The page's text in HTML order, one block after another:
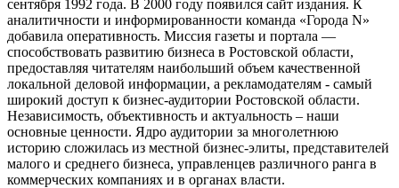
сентября 1992 года. В 2000 году появился сайт издания. К
аналитичности и информированности команда «Города N»
добавила оперативность. Миссия газеты и портала —
способствовать развитию бизнеса в Ростовской области,
предоставляя читателям наибольший объем качественной
локальной деловой информации, а рекламодателям - самый
широкий доступ к бизнес-аудитории Ростовской области.
Независимость, объективность и актуальность – наши
основные ценности. Ядро аудитории за многолетнюю
историю сложилась из местной бизнес-элиты, представителей
малого и среднего бизнеса, управленцев различного ранга в
коммерческих компаниях и в органах власти.